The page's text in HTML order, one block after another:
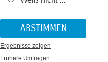
Ergebnisse zeigen
Frühere Umfragen